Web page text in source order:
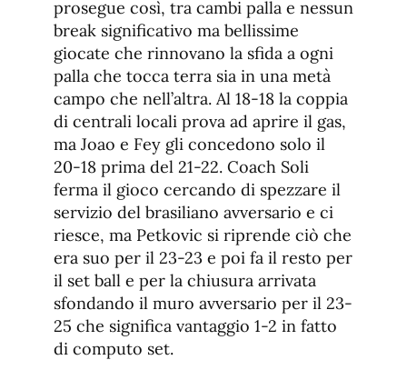
prosegue così, tra cambi palla e nessun
break significativo ma bellissime
giocate che rinnovano la sfida a ogni
palla che tocca terra sia in una metà
campo che nell’altra. Al 18-18 la coppia
di centrali locali prova ad aprire il gas,
ma Joao e Fey gli concedono solo il
20-18 prima del 21-22. Coach Soli
ferma il gioco cercando di spezzare il
servizio del brasiliano avversario e ci
riesce, ma Petkovic si riprende ciò che
era suo per il 23-23 e poi fa il resto per
il set ball e per la chiusura arrivata
sfondando il muro avversario per il 23-
25 che significa vantaggio 1-2 in fatto
di computo set.